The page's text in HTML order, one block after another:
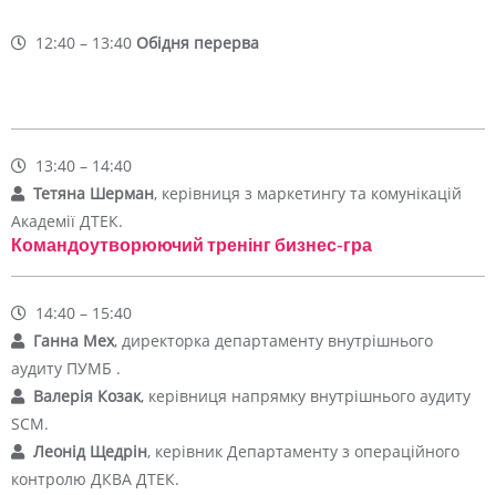
12:40 – 13:40 Обідня перерва
13:40 – 14:40
Тетяна Шерман, керівниця з маркетингу ​та комунікацій
Академії ДТЕК​.
Командоутворюючий тренінг бизнес-гра
14:40 – 15:40
Ганна Мех, директорка департаменту внутрішнього
аудиту ПУМБ .
Валерія Козак, керівниця напрямку внутрішнього аудиту
SCM.
Леонід Щедрін, керівник Департаменту з операційного
контролю ДКВА ДТЕК.